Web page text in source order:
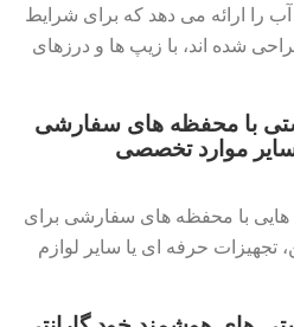
را ارائه می دهد که برای شرایط
شده اند، با زیپ ها و درزهای
پشتی با محفظه های سفارشی
سایر موارد تخصصی
هایی با محفظه های سفارشی برای
تجهیزات حرفه ای یا سایر لوازم